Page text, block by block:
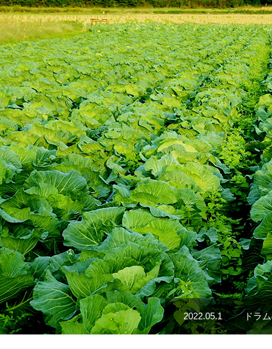
豊か
豊か
2022.05.1 ドラ
2020.05.1 ホー